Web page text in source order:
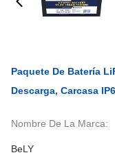
Paquete De Batería
Descarga, Carcasa
Nombre De La Marca:
BeLY